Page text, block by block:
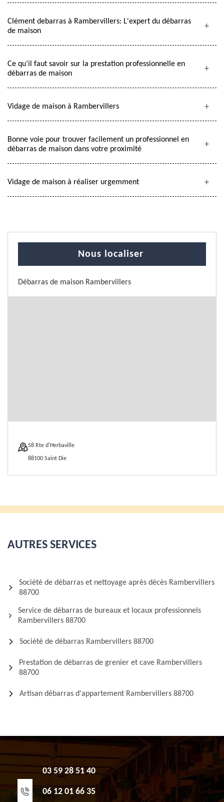
Clément debarras à Rambervillers: L'expert du débarras
de maison
Ce qu’il faut savoir sur la prestation professionnelle en
débarras de maison
Vidage de maison à Rambervillers
Bonne voie pour trouver facilement un professionnel en
débarras de maison dans votre proximité
Vidage de maison à réaliser urgemment
Nous localiser
Débarras de maison Rambervillers
58 Rte d'Herbaville
88100 Saint Die
AUTRES SERVICES
Société de débarras et nettoyage après décès Rambervillers
88700
Service de débarras de bureaux et locaux professionnels
Rambervillers 88700
Société de débarras Rambervillers 88700
Prestation de débarras de grenier et cave Rambervillers
88700
Artisan débarras d'appartement Rambervillers 88700
03 59 28 51 40
06 12 01 66 35